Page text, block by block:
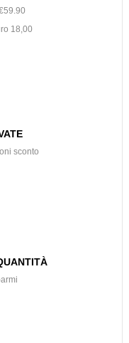
18,00
sconto